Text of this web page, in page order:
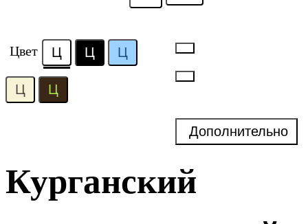
Цвет Ц Ц Ц
Ц Ц
Дополнительно
Курганский